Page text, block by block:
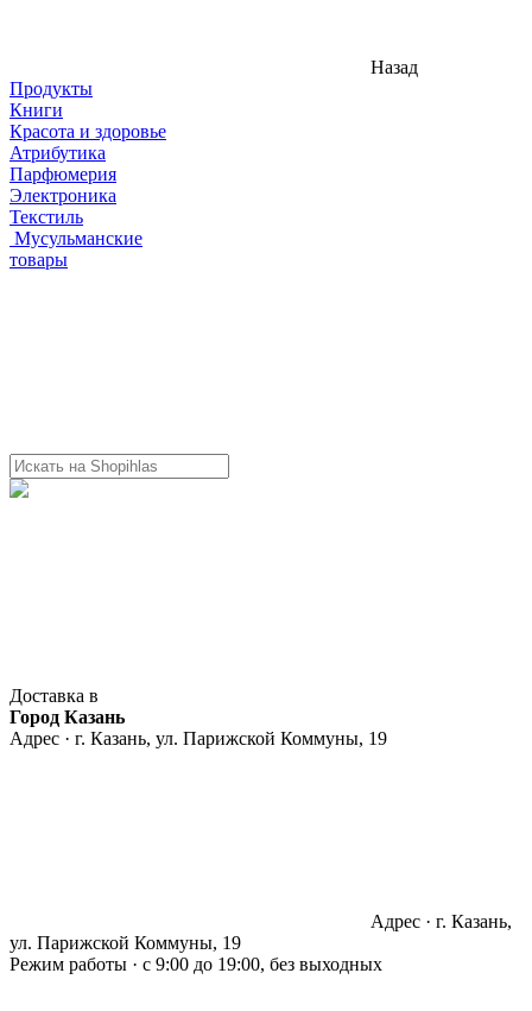
Назад
Продукты
Книги
Красота и здоровье
Атрибутика
Парфюмерия
Электроника
Текстиль
Мусульманские
товары
Доставка в
Город Казань
Адрес · г. Казань, ул. Парижской Коммуны, 19
Адрес · г. Казань,
ул. Парижской Коммуны, 19
Режим работы · с 9:00 до 19:00, без выходных